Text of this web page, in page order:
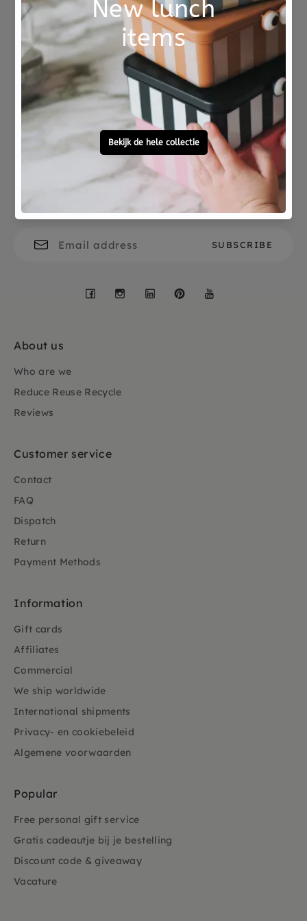
Choose consciously Eco
Not good?
Money Back
Ordered before 15:00,
tomorrow at home
Free personal
gift service
To ask?
Call 0572 - 700 203
Let's stay in touch
Facebook
Instagram
LinkedInPinterest
About us
Who are we
Reduce Reuse Recycle
Reviews
Customer service
Contact
FAQ
Dispatch
Return
Payment Methods
Information
Gift cards
Affiliates
Commercial
We ship worldwide
International shipments
Privacy- en cookiebeleid
Algemene voorwaarden
Popular
Free personal gift service
Gratis cadeautje bij je bestelling
Discount code & giveaway
Vacature